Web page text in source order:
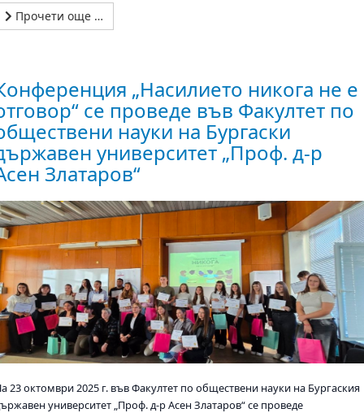
Прочети още …
„Насилието никога не е
се проведе във Факултет по
науки на Бургаски
университет „Проф. д-р
Златаров“
23 октомври 2025 г. във Факултет по обществени науки на Бургаския
университет „Проф. д-р Асен Златаров“ се проведе